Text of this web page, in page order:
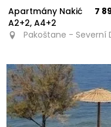
Apartmány Nakić
A2+2, A4+2
7
Pakoštane - Severní